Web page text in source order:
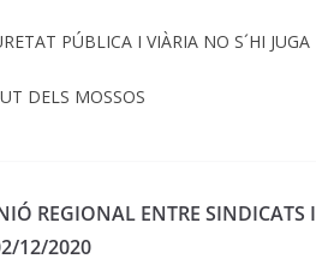
PÚBLICA I VIÀRIA NO S´HI JUGA
DELS MOSSOS
REGIONAL ENTRE SINDICATS I
12/2020